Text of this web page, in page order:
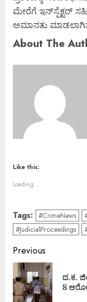
ಮೇರೆಗೆ ಇನ್‌ಸ್ಪೆಕ್ಟರ್
ಅಮಾನತು
About The
Like this:
Loading...
Tags: #CrimeNews
#JudicialProceedings
Previous
ದ.ಕ.
8